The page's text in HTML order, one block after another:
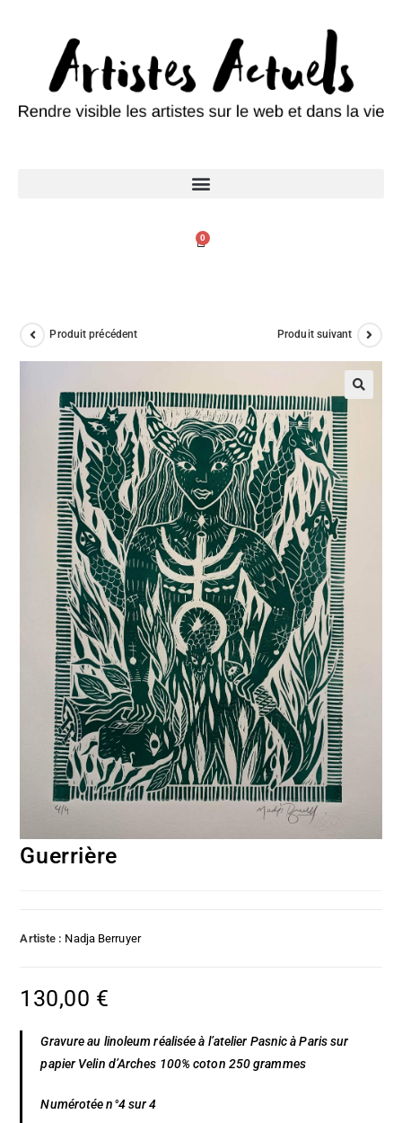
0
Produit précédent Produit suivant
Guerrière
Artiste : Nadja Berruyer
130,00 €
Gravure au linoleum réalisée à l’atelier Pasnic à Paris sur
papier Velin d’Arches 100% coton 250 grammes
Numérotée n°4 sur 4